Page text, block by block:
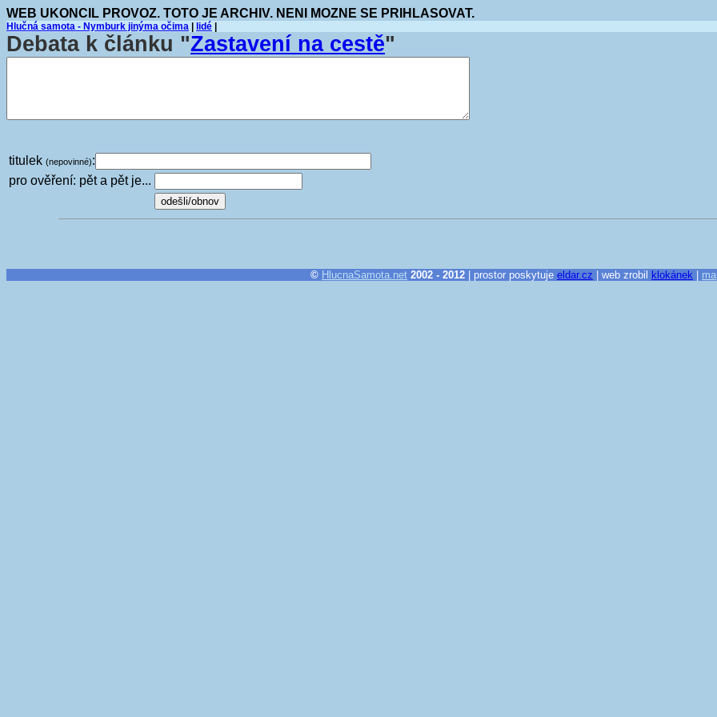
WEB UKONCIL PROVOZ. TOTO JE ARCHIV. NENI MOZNE SE PRIHLASOVAT.
Hlučná samota - Nymburk jinýma očima lidé
Debata k článku "Zastavení na cestě"
titulek (nepovinné):
pro ověření: pět a pět je...
© HlucnaSamota.net 2002 - 2012 | prostor poskytuje eldar.cz | web zrobil klokánek